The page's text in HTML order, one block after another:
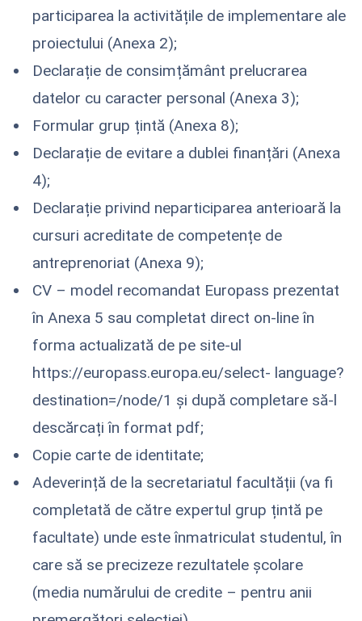
participarea la activitățile de implementare ale
proiectului (Anexa 2);
Declarație de consimțământ prelucrarea
datelor cu caracter personal (Anexa 3);
Formular grup țintă (Anexa 8);
Declarație de evitare a dublei finanțări (Anexa
4);
Declarație privind neparticiparea anterioară la
cursuri acreditate de competențe de
antreprenoriat (Anexa 9);
CV – model recomandat Europass prezentat
în Anexa 5 sau completat direct on-line în
forma actualizată de pe site-ul
https://europass.europa.eu/select- language?
destination=/node/1 și după completare să-l
descărcați în format pdf;
Copie carte de identitate;
Adeverință de la secretariatul facultății (va fi
completată de către expertul grup țintă pe
facultate) unde este înmatriculat studentul, în
care să se precizeze rezultatele școlare
(media numărului de credite – pentru anii